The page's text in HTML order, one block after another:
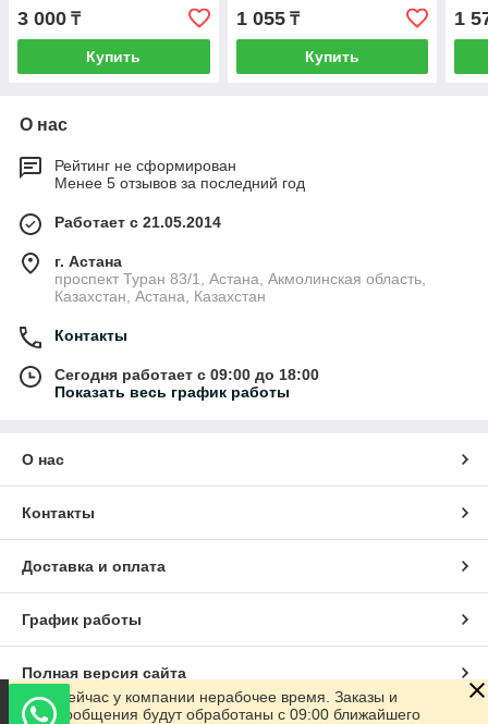
3 000 ₸
Купить
1 055₸
Купить
1
О нас
Рейтинг не сформирован
Менее 5 отзывов за последний год
Работает с 21.05.2014
г. Астана
проспект Туран 83/1, Астана, Акмолинская область,
Казахстан, Астана, Казахстан
Контакты
Сегодня работает с 09:00 до 18:00
Показать весь график работы
О нас
Контакты
Доставка и оплата
График работы
Полная версия сайта
Сейчас у компании нерабочее время. Заказы и
сообщения будут обработаны с 09:00 ближайшего